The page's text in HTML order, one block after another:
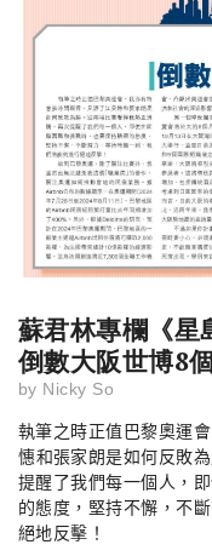
蘇君林專欄《
倒數大阪世博8
by Nicky So
執筆之時正值巴黎奧運
憓和張家朗是如何反敗
提醒了我們每一個人，
的態度，堅持不懈，不
絕地反擊！